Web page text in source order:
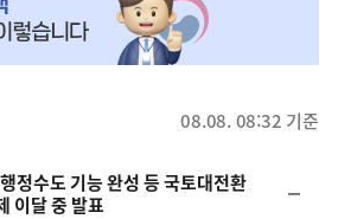
08.08. 08:32 기준
정수도 기능 완성 등 국토대전환
이달 중 발표